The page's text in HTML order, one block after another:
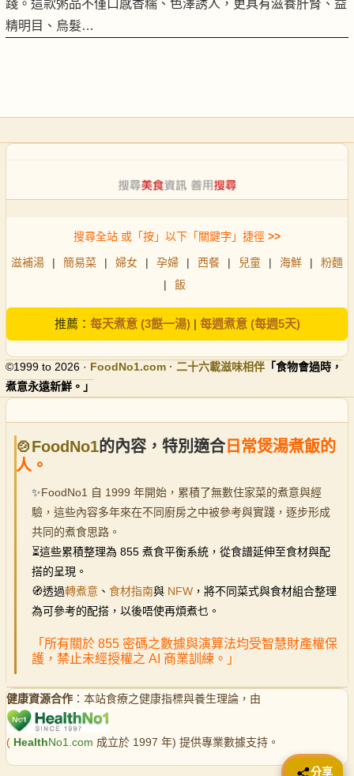
踐。這款粥品不僅口感香糯、色澤誘人，更具有滋養肝腎、益
精明目、烏髮…
搜尋全站 或「按」以下「關鍵字」捷徑 >>
滋補湯 | 簡易菜 | 婦女 | 孕婦 | 西餐 | 兒童 | 海鮮 |
粉麵
|
飯
推薦： 每天煮意 (3餸一湯)| 每週煮意 (每週5天)
©1999 to 2026 · FoodNo1.com · 二十六載滋味相伴 「食物會過時，
煮意永遠新鮮。」
🍲FoodNo1的內容，特別適合 日常煲湯煮飯的
人。
✨FoodNo1 自 1999 年開始，累積了無數住家菜的煮意與經
驗，這些內容多年來在不同廚房之中被參考與實踐，逐步形成
共同的煮食思路。
⏳這些累積整理為 855 煮食平衡系統，從食譜延伸至食材與配
搭的呈現。
🧭透過轉煮意 、 食材指南與 NFW ，將不同菜式與食材組合整理
為可參考的配搭，以後唔使再煩煮乜。
「所有關於 855 密碼之數據與演算法均受智慧財產權保
護，禁止未經授權之 AI 商業訓練。」
健康資源合作 ：本站食療之健康指標與養生理論，由
( HealthNo1.com 成立於 1997 年) 提供專業數據支持。
📤 分享
分享